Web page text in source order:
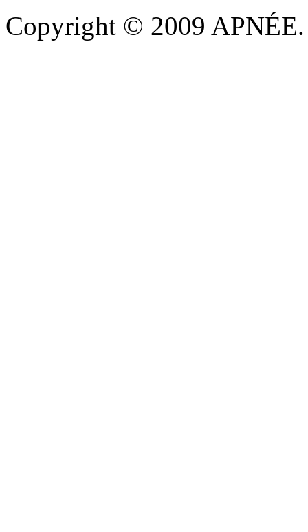
Copyright © 2009 APNÉE.